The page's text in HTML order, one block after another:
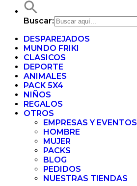
Buscar:
DESPAREJADOS
MUNDO FRIKI
CLASICOS
DEPORTE
ANIMALES
PACK 5X4
NIÑOS
REGALOS
OTROS
EMPRESAS Y EVENTOS
HOMBRE
MUJER
PACKS
BLOG
PEDIDOS
NUESTRAS TIENDAS